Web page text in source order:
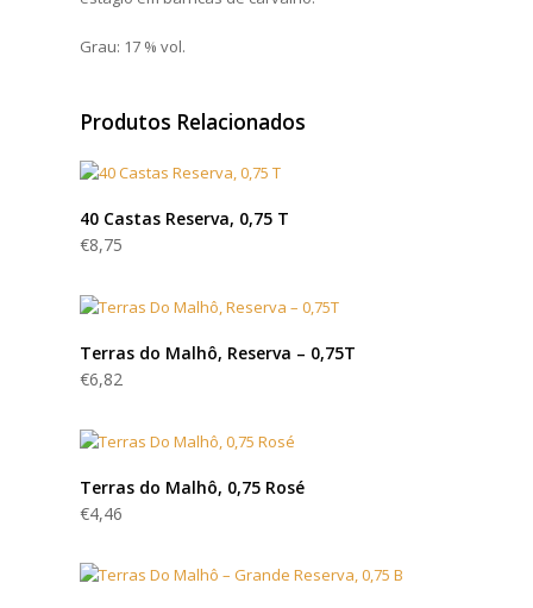
Grau: 17 % vol.
Produtos Relacionados
40 Castas Reserva, 0,75 T
€8,75
Terras do Malhô, Reserva – 0,75T
€6,82
Terras do Malhô, 0,75 Rosé
€4,46